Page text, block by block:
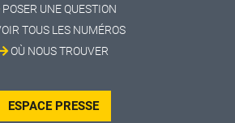
POSER UNE QUESTION
TOUS LES NUMÉROS
OÙ NOUS TROUVER
ESPACE PRESSE